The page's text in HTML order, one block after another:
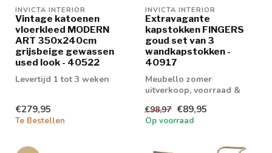
INVICTA INTERIOR
Vintage katoenen
vloerkleed MODERN
ART 350x240cm
grijsbeige gewassen
used look - 40522
Levertijd 1 tot 3 weken
€279,95
Te Bestellen
INVICTA INTERIOR
Extravagante
kapstokken FINGERS
goud set van 3
wandkapstokken -
40917
Meubello zomer
uitverkoop, voorraad &
levertijd 1/2 wek...
€98,97 €89,95
Op voorraad